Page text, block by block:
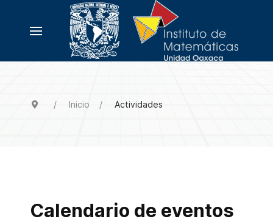
Inicio Actividades
Calendario de eventos